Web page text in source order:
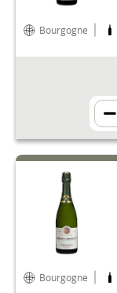
Bourgogne
Bourgogne